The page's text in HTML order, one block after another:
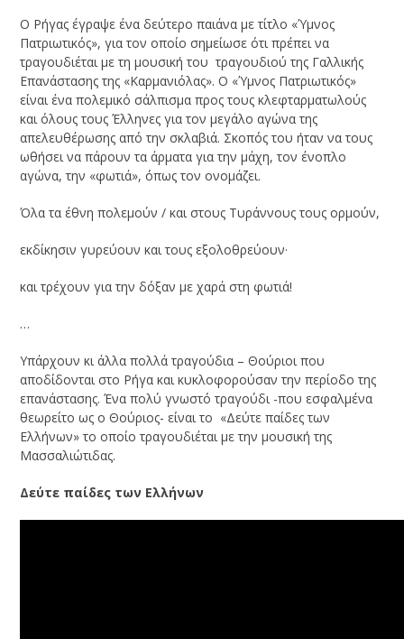
Ο Ρήγας έγραψε ένα δεύτερο παιάνα με τίτλο «Ύμνος
Πατριωτικός», για τον οποίο σημείωσε ότι πρέπει να
τραγουδιέται με τη μουσική του τραγουδιού της Γαλλικής
Επανάστασης της «Καρμανιόλας». Ο «Ύμνος Πατριωτικός»
είναι ένα πολεμικό σάλπισμα προς τους κλεφταρματωλούς
και όλους τους Έλληνες για τον μεγάλο αγώνα της
απελευθέρωσης από την σκλαβιά. Σκοπός του ήταν να τους
ωθήσει να πάρουν τα άρματα για την μάχη, τον ένοπλο
αγώνα, την «φωτιά», όπως τον ονομάζει.
Όλα τα έθνη πολεμούν / και στους Τυράννους τους ορμούν,
εκδίκησιν γυρεύουν και τους εξολοθρεύουν·
και τρέχουν για την δόξαν με χαρά στη φωτιά!
…
Υπάρχουν κι άλλα πολλά τραγούδια – Θούριοι που
αποδίδονται στο Ρήγα και κυκλοφορούσαν την περίοδο της
επανάστασης. Ένα πολύ γνωστό τραγούδι -που εσφαλμένα
θεωρείτο ως ο Θούριος- είναι το «Δεύτε παίδες των
Ελλήνων» το οποίο τραγουδιέται με την μουσική της
Μασσαλιώτιδας.
Δεύτε παίδες των Ελλήνων